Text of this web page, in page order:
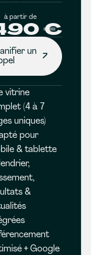
à partir de
€
un
vitrine
(4 à 7
uniques)
pour
& tablette
&
+ Google